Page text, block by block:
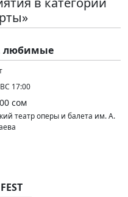
любимые
17:00
сом
театр оперы и балета им. А.